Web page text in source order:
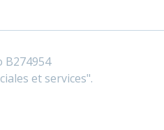
B274954
et services".